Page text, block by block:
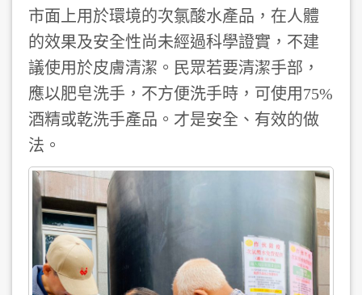
市面上用於環境的次氯酸水產品，在人體
的效果及安全性尚未經過科學證實，不建
議使用於皮膚清潔。民眾若要清潔手部，
應以肥皂洗手，不方便洗手時，可使用75%
酒精或乾洗手產品。才是安全、有效的做
法。